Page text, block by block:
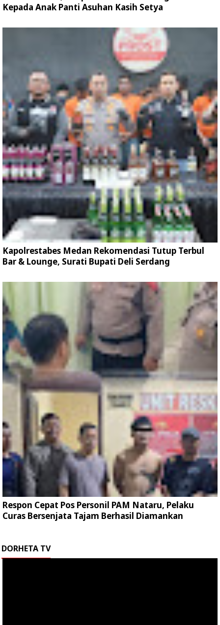
Kepada Anak Panti Asuhan Kasih Setya
Kapolrestabes Medan Rekomendasi Tutup Terbul
Bar & Lounge, Surati Bupati Deli Serdang
Respon Cepat Pos Personil PAM Nataru, Pelaku
Curas Bersenjata Tajam Berhasil Diamankan
DORHETA TV